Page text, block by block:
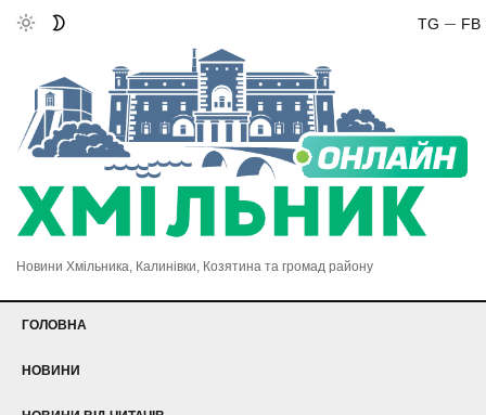
FB
TG
Новини Хмільника, Калинівки, Козятина та громад району
ГОЛОВНА
НОВИНИ